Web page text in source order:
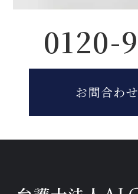
0120-
お問合わ